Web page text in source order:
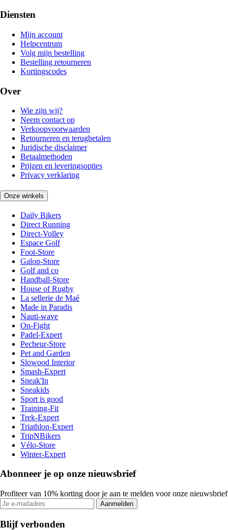
Diensten
Mijn account
Helpcentrum
Volg mijn bestelling
Bestelling retourneren
Kortingscodes
Over
Wie zijn wij?
Neem contact op
Verkoopvoorwaarden
Retourneren en terugbetalen
Juridische disclaimer
Betaalmethoden
Prijzen en leveringsopties
Privacy verklaring
Onze winkels
Daily Bikers
Direct Running
Direct-Volley
Espace Golf
Foot-Store
Galop-Store
Golf and co
Handball-Store
House of Rugby
La sellerie de Maé
Made in Paradis
Nauti-wave
On-Fight
Padel-Expert
Pecheur-Store
Pet and Garden
Slowood Interior
Smash-Expert
Sneak'In
Sneakids
Sport is good
Training-Fit
Trek-Expert
Triathlon-Expert
TripNBikers
Vélo-Store
Winter-Expert
Abonneer je op onze nieuwsbrief
Profiteer van 10% korting door je aan te melden voor onze nieuwsbrief
Aanmelden
Blijf verbonden